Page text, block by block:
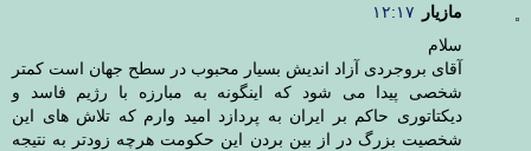
مازیار
۱۲:۱۷
سلام
آقای بروجردی آزاد اندیش بسیار محبوب در سطح جهان است کمتر
شخصی پیدا می شود که اینگونه به مبارزه با رژیم فاسد و
دیکتاتوری حاکم بر ایران به پردازد امید وارم که تلاش های این
شخصیت بزرگ در از بین بردن این حکومت هرچه زودتر به نتیجه